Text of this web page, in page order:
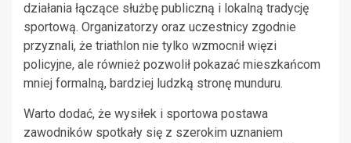
działania łączące służbę publiczną i lokalną tradycję
sportową. Organizatorzy oraz uczestnicy zgodnie
przyznali, że triathlon nie tylko wzmocnił więzi
policyjne, ale również pozwolił pokazać mieszkańcom
mniej formalną, bardziej ludzką stronę munduru.
Warto dodać, że wysiłek i sportowa postawa
zawodników spotkały się z szerokim uznaniem